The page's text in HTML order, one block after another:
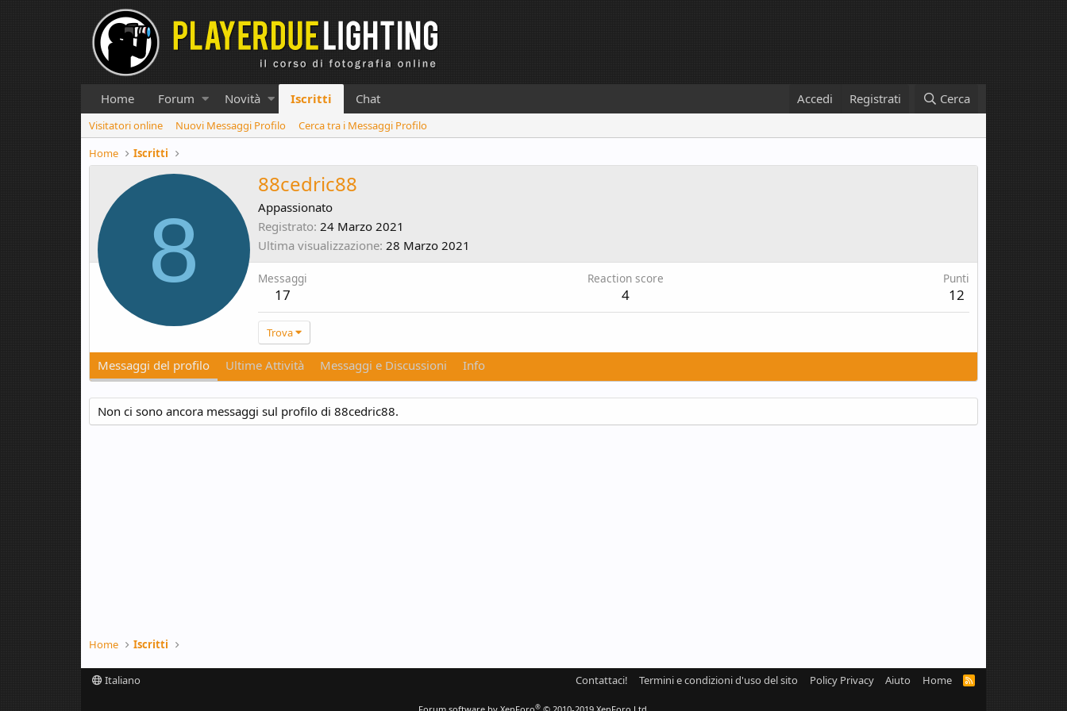
Home Forum Novità Iscritti Chat Accedi Registrati Cerca
Visitatori online Nuovi Messaggi Profilo
Cerca tra i Messaggi Profilo
Home
Iscritti
8
88cedric88
Appassionato
Registrato 24 Marzo 2021
Ultima visualizzazione 28 Marzo 2021
Messaggi
17
Reaction score
4
Punti
12
Trova
Messaggi del profilo Ultime Attività Messaggi e Discussioni Info
Non ci sono ancora messaggi sul profilo di 88cedric88.
Home Iscritti
Italiano Contattaci! Termini e condizioni d'uso del sito Policy Privacy Aiuto Home
R
®